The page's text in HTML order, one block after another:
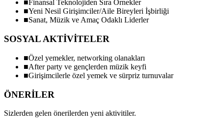
■Finansal Teknolojiden Sıra Örnekler
■Yeni Nesil Girişimciler/Aile Bireyleri İşbirliği
■Sanat, Müzik ve Amaç Odaklı Liderler
SOSYAL AKTİVİTELER
■Özel yemekler, networking olanakları
■After party ve gençlerden müzik keyfi
■Girişimcilerle özel yemek ve sürpriz turnuvalar
ÖNERİLER
Sizlerden gelen önerilerden yeni aktivitiler.